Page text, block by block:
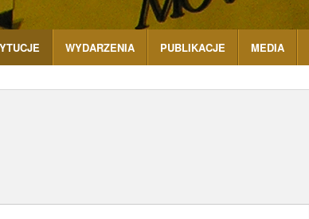
WYDARZENIA PUBLIKACJE MEDIA